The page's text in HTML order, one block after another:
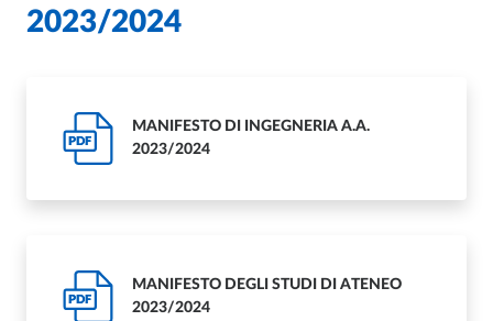
2023/2024
PDF
MANIFESTO DI INGEGNERIA A.A.
2023/2024
PDF
MANIFESTO DEGLI STUDI DI ATENEO
2023/2024